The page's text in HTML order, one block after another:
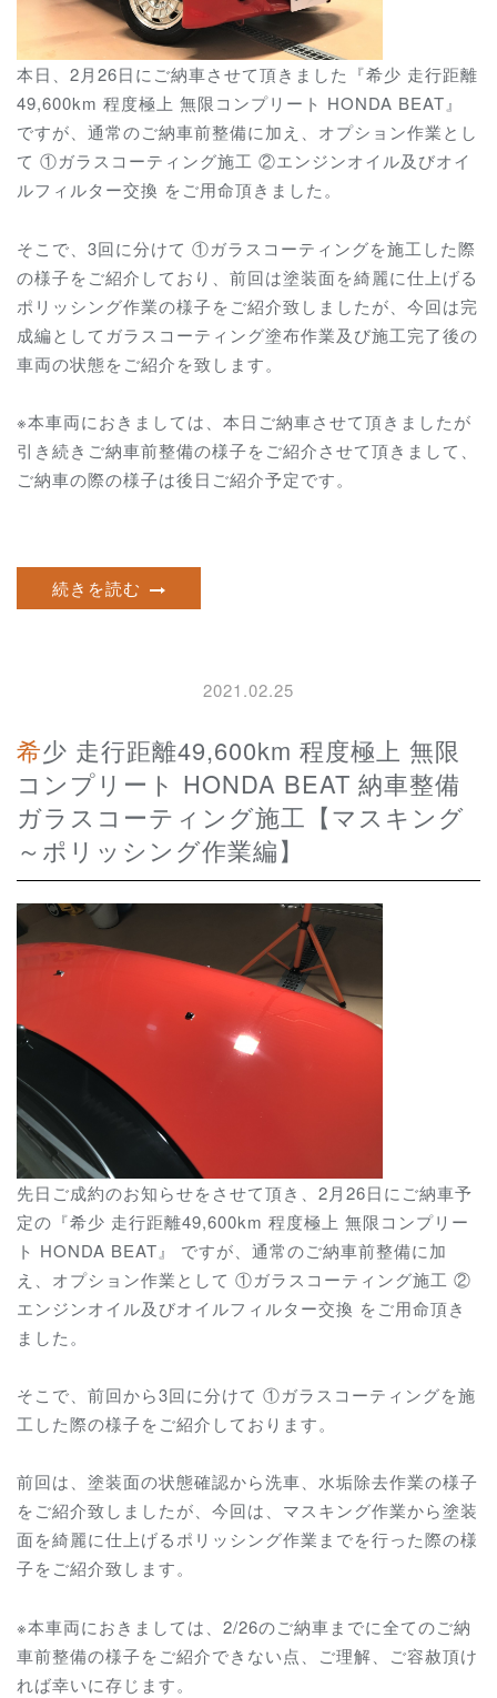
本日、2月26日にご納車させて頂きました『希少 走行距離
49,600km 程度極上 無限コンプリート HONDA BEAT』
ですが、通常のご納車前整備に加え、オプション作業とし
て ①ガラスコーティング施工 ②エンジンオイル及びオイ
ルフィルター交換 をご用命頂きました。
そこで、3回に分けて ①ガラスコーティングを施工した際
の様子をご紹介しており、前回は塗装面を綺麗に仕上げる
ポリッシング作業の様子をご紹介致しましたが、今回は完
成編としてガラスコーティング塗布作業及び施工完了後の
車両の状態をご紹介を致します。
※本車両におきましては、本日ご納車させて頂きましたが
引き続きご納車前整備の様子をご紹介させて頂きまして、
ご納車の際の様子は後日ご紹介予定です。
続きを読む
2021.02.25
希少 走行距離49,600km 程度極上 無限
コンプリート HONDA BEAT 納車整備
ガラスコーティング施工【マスキング
～ポリッシング作業編】
先日ご成約のお知らせをさせて頂き、2月26日にご納車予
定の『希少 走行距離49,600km 程度極上 無限コンプリー
ト HONDA BEAT』 ですが、通常のご納車前整備に加
え、オプション作業として ①ガラスコーティング施工 ②
エンジンオイル及びオイルフィルター交換 をご用命頂き
ました。
そこで、前回から3回に分けて ①ガラスコーティングを施
工した際の様子をご紹介しております。
前回は、塗装面の状態確認から洗車、水垢除去作業の様子
をご紹介致しましたが、今回は、マスキング作業から塗装
面を綺麗に仕上げるポリッシング作業までを行った際の様
子をご紹介致します。
※本車両におきましては、2/26のご納車までに全てのご納
車前整備の様子をご紹介できない点、ご理解、ご容赦頂け
れば幸いに存じます。